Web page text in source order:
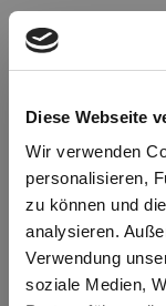
Diese Webseite
Wir verwenden
personalisieren,
zu können und
analysieren.
Verwendung
soziale Medien,
Something